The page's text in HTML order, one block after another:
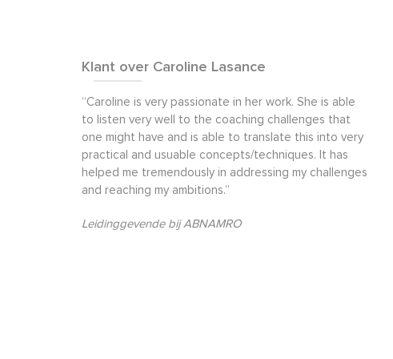
Klant over Caroline Lasance
“Caroline is very passionate in her work. She is able
to listen very well to the coaching challenges that
one might have and is able to translate this into very
practical and usuable concepts/techniques. It has
helped me tremendously in addressing my challenges
and reaching my ambitions.”
Leidinggevende bij ABNAMRO